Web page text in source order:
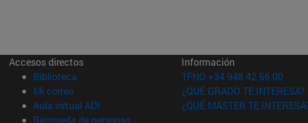
Accesos directos
Biblioteca (abre en nueva ventana)
Mi correo(abre en nueva ventana)
Aula virtual ADI (abre en nueva ventana)
Búsqueda de personas(abre en nueva ventana)
Información
TFNO +34 948 42 56 00
¿QUÉ GRADO TE INTERESA?
¿QUÉ MÁSTER TE